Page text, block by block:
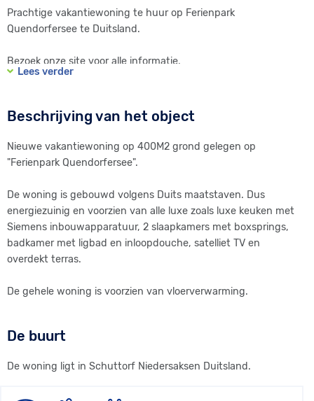
Prachtige vakantiewoning te huur op Ferienpark
Quendorfersee te Duitsland.
Bezoek onze site voor alle informatie.
Lees verder
Beschrijving van het object
Nieuwe vakantiewoning op 400M2 grond gelegen op
"Ferienpark Quendorfersee".
De woning is gebouwd volgens Duits maatstaven. Dus
energiezuinig en voorzien van alle luxe zoals luxe keuken met
Siemens inbouwapparatuur, 2 slaapkamers met boxsprings,
badkamer met ligbad en inloopdouche, satelliet TV en
overdekt terras.
De gehele woning is voorzien van vloerverwarming.
De buurt
De woning ligt in Schuttorf Niedersaksen Duitsland.